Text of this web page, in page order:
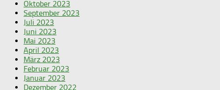
Oktober 2023
September 2023
Juli 2023
Juni 2023
Mai 2023
April 2023
März 2023
Februar 2023
Januar 2023
Dezember 2022